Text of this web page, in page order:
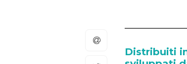
Distribuiti